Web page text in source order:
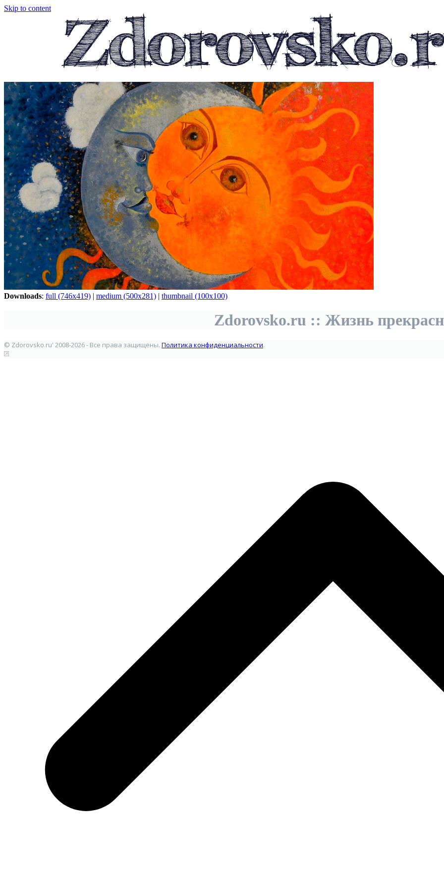
Skip to content
Downloads: full (746x419) | medium (500x281) | thumbnail (100x100)
Zdorovsko.ru :: Жизнь
© Zdorovsko.ru' 2008-2026 - Все права защищены. Политика конфиденциальности.